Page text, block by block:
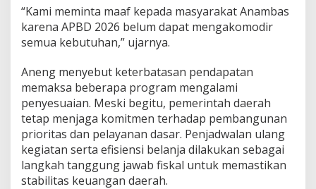
“Kami meminta maaf kepada masyarakat Anambas
karena APBD 2026 belum dapat mengakomodir
semua kebutuhan,” ujarnya.
Aneng menyebut keterbatasan pendapatan
memaksa beberapa program mengalami
penyesuaian. Meski begitu, pemerintah daerah
tetap menjaga komitmen terhadap pembangunan
prioritas dan pelayanan dasar. Penjadwalan ulang
kegiatan serta efisiensi belanja dilakukan sebagai
langkah tanggung jawab fiskal untuk memastikan
stabilitas keuangan daerah.